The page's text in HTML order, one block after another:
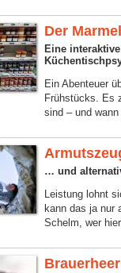
Der
Eine
Ein Abenteuer
Frühstücks. Es
sind – und
… und
Leistung lohnt
kann das ja nur
Schelm, wer